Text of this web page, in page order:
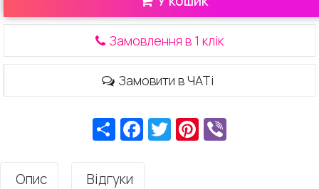
Замовлення в 1 клік
Замовити в ЧАТі
РесурсFacebook
TwitterPinterest
Опис Відгуки